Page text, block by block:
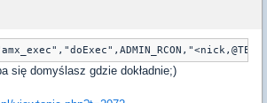
się domyślasz gdzie dokładnie;)